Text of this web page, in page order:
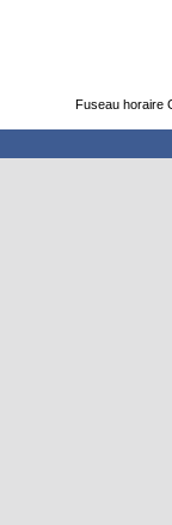
Fuseau horaire